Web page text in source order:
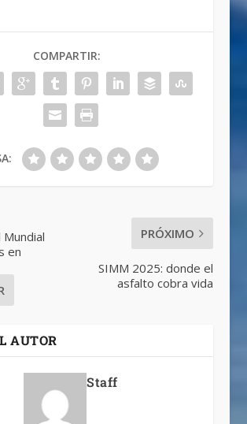
COMPARTIR:
Mundial
en
PRÓXIMO
SIMM 2025: donde el
asfalto cobra vida
AUTOR
Staff